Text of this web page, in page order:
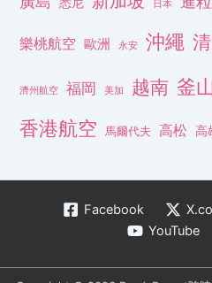
日本
樂桃航空 歐洲 永安 沖繩
濟州航空 福岡 美加 越南 釜
香港航空 馬爾代夫 高松 高
Facebook
YouTube